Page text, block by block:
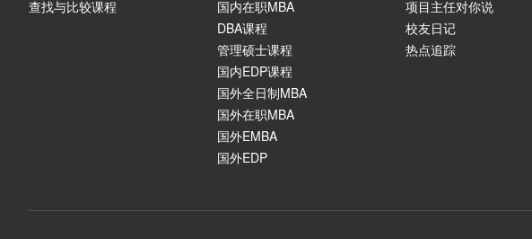
查找与比较课程
国内在职MBA
DBA课程
管理硕士课程
国内EDP课程
国外全日制MBA
国外在职MBA
国外EMBA
国外EDP
项目主任对你说
校友日记
热点追踪